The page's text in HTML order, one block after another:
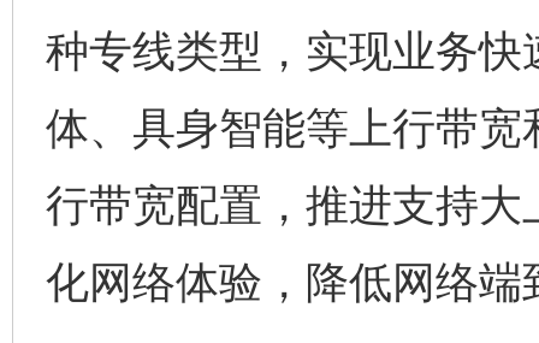
种专线类型，实现业务
体、具身智能等上行带
行带宽配置，推进支持
化网络体验，降低网络端